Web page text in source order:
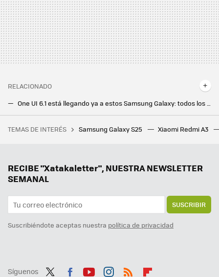
RELACIONADO
Apuntemos esta fecha en el calendario: los Samsung Galaxy S23 comienzan a recibir One UI 6.1 a partir del 28 de marzo
Este anime de astronautas ostenta un récord loco e imbatible: tener el primer diálogo en una obra de ficción grabada desde la Estación Espacial Internacional
TEMAS DE INTERÉS Samsung Galaxy S25 Xiaomi Redmi A3
RECIBE "Xatakaletter", NUESTRA NEWSLETTER
SEMANAL
SUSCRIBIR
Suscribiéndote aceptas nuestra política de privacidad
Síguenos